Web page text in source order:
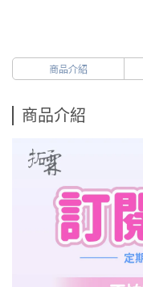
商品介紹
商品介紹